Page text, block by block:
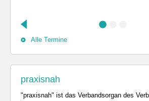
Alle Termine
praxisnah
"praxisnah" ist das Verbandsorgan des